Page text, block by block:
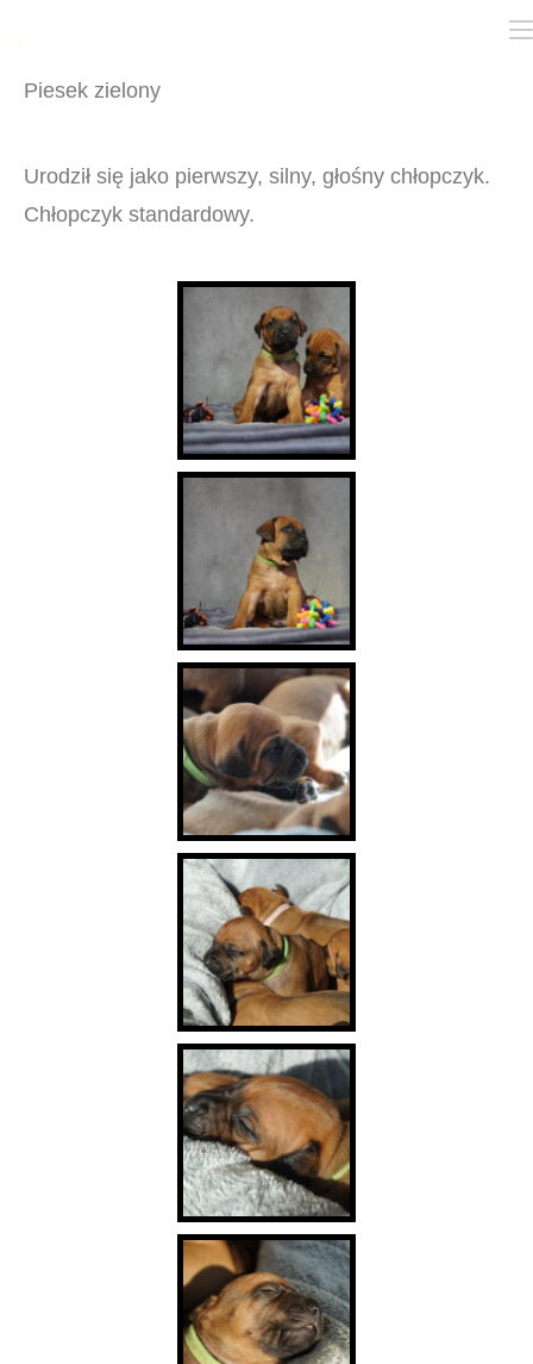
Piesek zielony
Urodził się jako pierwszy, silny, głośny chłopczyk.
Chłopczyk standardowy.